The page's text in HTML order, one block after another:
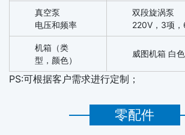
真空泵
电压和频率
双段旋涡泵
220V，3项
机箱（类
型，颜色）
威图机箱 白色
PS:可根据客户需求进行定制；
零配件